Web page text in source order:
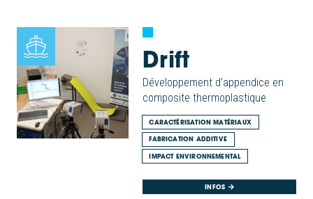
Drift
Développement d’appendice en
composite thermoplastique
CARACTÉRISATION MATÉRIAUX
FABRICATION ADDITIVE
IMPACT ENVIRONNEMENTAL
INFOS